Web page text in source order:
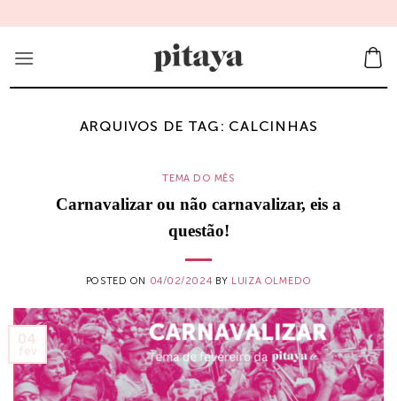
to
content
ARQUIVOS DE TAG: CALCINHAS
TEMA DO MÊS
Carnavalizar ou não carnavalizar, eis a
questão!
POSTED ON 04/02/2024 BY LUIZA OLMEDO
04
fev